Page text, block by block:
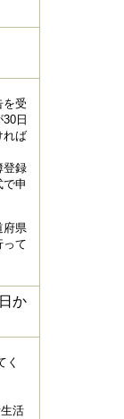
を受
日
れば
登録
申
県
って
か
く
活